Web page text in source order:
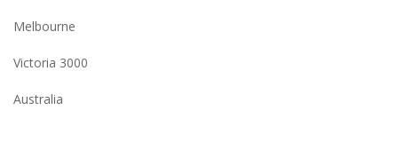
Melbourne
Victoria 3000
Australia